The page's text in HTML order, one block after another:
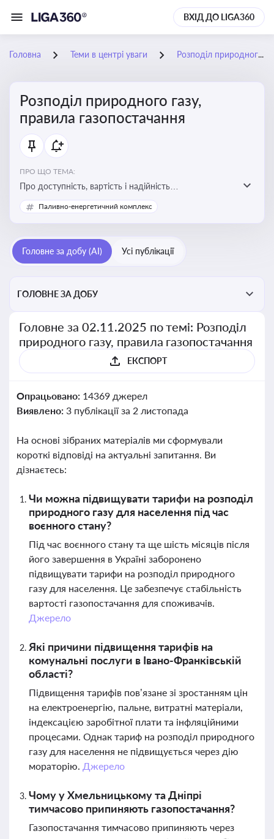
ВХІД ДО LIGA360
Головна Теми в центрі уваги Розподіл природного газу, правила газопостачання
Розподіл природного газу,
правила газопостачання
ПРО ЩО ТЕМА:
Про доступність, вартість і надійність
енергопостачання для бізнесу та вплив на економічну
стабільність
Паливно-енергетичний комплекс
Головне за добу (AI) Усі публікації
ГОЛОВНЕ ЗА ДОБУ
Головне за 02.11.2025 по темі: Розподіл
природного газу, правила газопостачання
ЕКСПОРТ
Опрацьовано: 14369 джерел
Виявлено: 3 публікації за 2 листопада
На основі зібраних матеріалів ми сформували
короткі відповіді на актуальні запитання. Ви
дізнаєтесь:
Чи можна підвищувати тарифи на розподіл
природного газу для населення під час
воєнного стану?
Під час воєнного стану та ще шість місяців після
його завершення в Україні заборонено
підвищувати тарифи на розподіл природного
газу для населення. Це забезпечує стабільність
вартості газопостачання для споживачів.
Джерело
Які причини підвищення тарифів на
комунальні послуги в Івано-Франківській
області?
Підвищення тарифів пов’язане зі зростанням цін
на електроенергію, пальне, витратні матеріали,
індексацією заробітної плати та інфляційними
процесами. Однак тариф на розподіл природного
газу для населення не підвищується через дію
мораторію. Джерело
Чому у Хмельницькому та Дніпрі
тимчасово припиняють газопостачання?
Газопостачання тимчасово припиняють через